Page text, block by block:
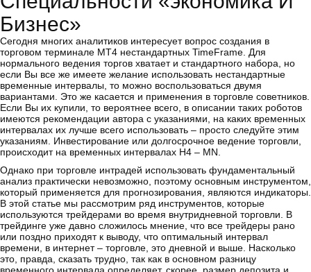
Бизнес»
Сегодня многих аналитиков интересует вопрос создания в
торговом терминале МТ4 нестандартных TimeFrame. Для
нормального ведения торгов хватает и стандартного набора, но
если Вы все же имеете желание использовать нестандартные
временные интервалы, то можно воспользоваться двумя
вариантами. Это же касается и применения в торговле советников.
Если Вы их купили, то вероятнее всего, в описании таких роботов
имеются рекомендации автора с указаниями, на каких временных
интервалах их лучше всего использовать – просто следуйте этим
указаниям. Инвестирование или долгосрочное ведение торговли,
происходит на временных интервалах Н4 – MN.
Однако при торговле интрадей использовать фундаментальный
анализ практически невозможно, поэтому основным инструментом,
который применяется для прогнозирования, являются индикаторы.
В этой статье мы рассмотрим ряд инструментов, которые
используются трейдерами во время внутридневной торговли. В
трейдинге уже давно сложилось мнение, что все трейдеры рано
или поздно приходят к выводу, что оптимальный интервал
времени, в интернет – торговле, это дневной и выше. Насколько
это, правда, сказать трудно, так как в основном разницу